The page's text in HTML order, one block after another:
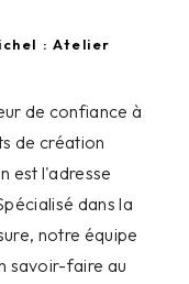
: Atelier
de confiance à
de création
est l'adresse
dans la
notre équipe
savoir-faire au